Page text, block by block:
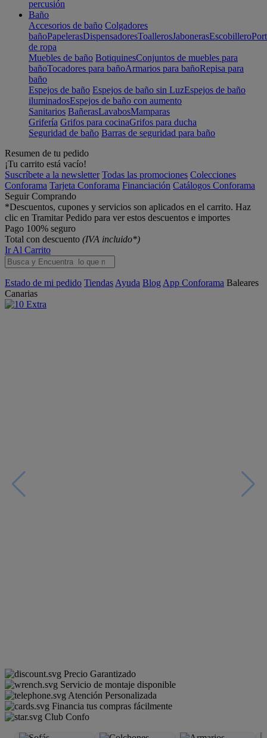
percusión
Baño
Accesorios de baño Colgadores
bañoPapelerasDispensadoresToallerosJabonerasEscobillero
de ropa
Muebles de baño BotiquinesConjuntos de muebles para
bañoTocadores para bañoArmarios para bañoRepisa para
baño
Espejos de baño Espejos de baño sin LuzEspejos de baño
iluminadosEspejos de baño con aumento
Sanitarios BañerasLavabosMamparas
Grifería Grifos para cocinaGrifos para ducha
Seguridad de baño Barras de seguridad para baño
Resumen de tu pedido
¡Tu carrito está vacío!
Suscríbete a la newsletter Todas las promociones Colecciones
Conforama Tarjeta Conforama Financiación Catálogos Conforama
Seguir Comprando
*Descuentos, cupones y servicios son aplicados en el carrito. Haz
clic en Tramitar Pedido para ver estos descuentos e importes
Pago 100% seguro
Total con descuento (IVA incluido*)
Ir Al Carrito
Estado de mi pedido Tiendas Ayuda Blog App Conforama Baleares
Canarias
Precio Garantizado
Servicio de montaje disponible
Atención Personalizada
Financia tus compras fácilmente
Club Confo